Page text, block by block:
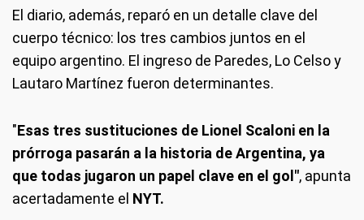
El diario, además, reparó en un detalle clave del
cuerpo técnico: los tres cambios juntos en el
equipo argentino. El ingreso de Paredes, Lo Celso y
Lautaro Martínez fueron determinantes.
"Esas tres sustituciones de Lionel Scaloni en la
prórroga pasarán a la historia de Argentina, ya
que todas jugaron un papel clave en el gol", apunta
acertadamente el NYT.